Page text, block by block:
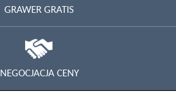
GRAWER GRATIS
NEGOCJACJA CENY